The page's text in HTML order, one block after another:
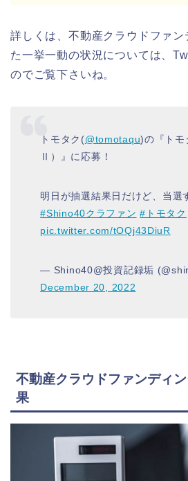
詳しくは、不動産クラウドファン
た一挙一動の状況については、
のでご覧下さいね。
トモタク(@tomotaqu)の『トモ
Ⅱ）』に応募！
明日が抽選結果日だけど、当選
#Shino40クラファン #トモタク
pic.twitter.com/tOQj43DiuR
— Shino40@投資記録垢
December 20, 2022
不動産クラウドファンディ
果